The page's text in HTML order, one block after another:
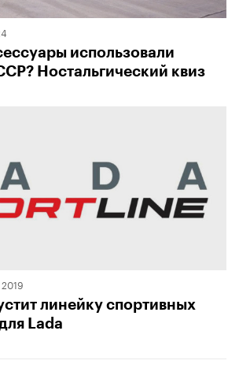
использовали
Ностальгический квиз
линейку спортивных
Lada